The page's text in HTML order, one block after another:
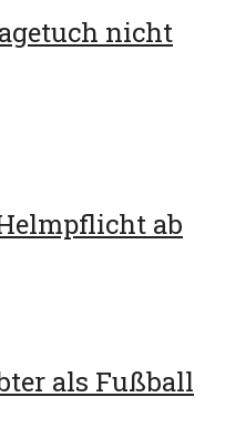
nicht
ab
als Fußball